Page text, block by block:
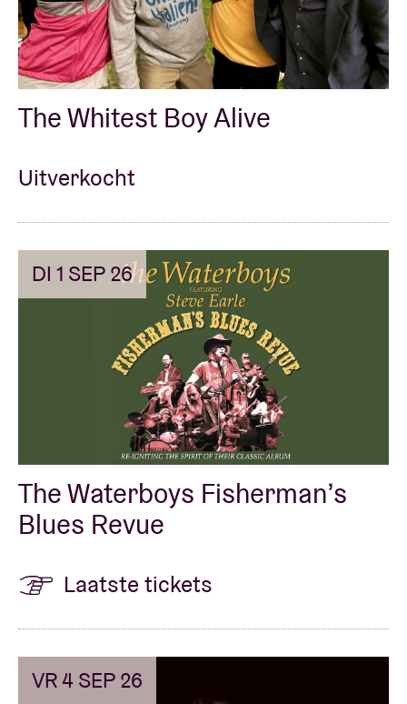
Zaalhuur
BRDCST
ABtv
Concertcheque
Over AB
The Whitest Boy Alive
Uitverkocht
DI 1 SEP 26
The Waterboys Fisherman’s
Blues Revue
Laatste tickets
VR 4 SEP 26